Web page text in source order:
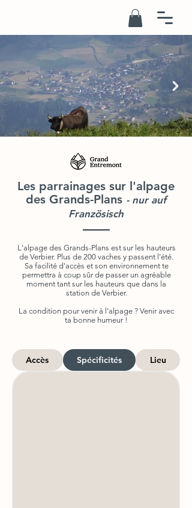
Les parrainages sur l'alpage
des Grands-Plans - nur auf
Französisch
L'alpage des Grands-Plans est sur les hauteurs
de Verbier. Plus de 200 vaches y passent l'été.
Sa facilité d'accès et son environnement te
permettra à coup sûr de passer un agréable
moment tant sur les hauteurs que dans la
station de Verbier.
La condition pour venir à l'alpage ? Venir avec
ta bonne humeur !
Accès Spécificités Lieu